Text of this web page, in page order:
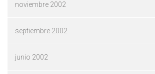
noviembre 2002
septiembre 2002
junio 2002